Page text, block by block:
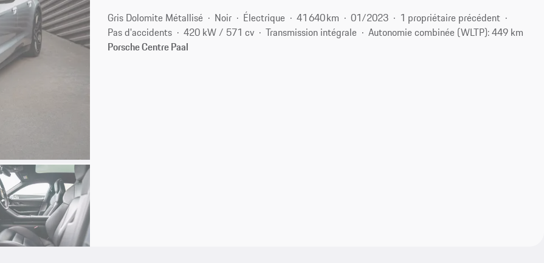
Gris Dolomite Métallisé Noir Électrique 41 640 km 01/2023
1 propriétaire précédent
Pas d'accidents
420 kW / 571 cv Transmission intégrale
Autonomie combinée (WLTP): 449 km
Porsche Centre Paal